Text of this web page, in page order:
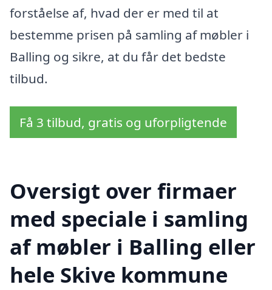
forståelse af, hvad der er med til at
bestemme prisen på samling af møbler i
Balling og sikre, at du får det bedste
tilbud.
Få 3 tilbud, gratis og uforpligtende
Oversigt over firmaer
med speciale i samling
af møbler i Balling eller
hele Skive kommune